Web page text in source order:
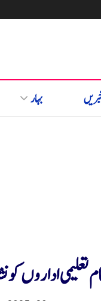
بہار
تعلیمی اداروں کو